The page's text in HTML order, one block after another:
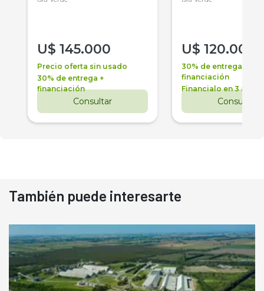
U$ 145.000
Precio oferta sin usado
30% de entrega +
financiación
Consultar
U$ 120.000
30% de entrega +
financiación
Financialo en 3 años
Consultar
También puede interesarte